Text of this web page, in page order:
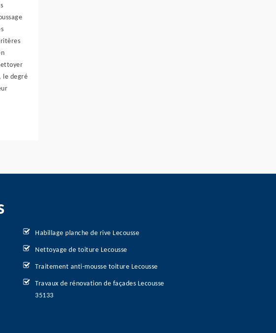
le degré
Habillage planche de rive Lecousse
Nettoyage de toiture Lecousse
Traitement anti-mousse toiture Lecousse
Travaux de rénovation de façades Lecousse
35133